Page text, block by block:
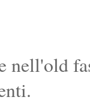
nell'old